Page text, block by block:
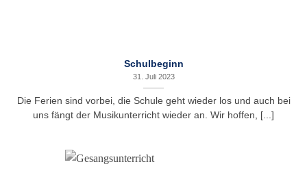
Schulbeginn
31. Juli 2023
Die Ferien sind vorbei, die Schule geht wieder los und auch bei
uns fängt der Musikunterricht wieder an. Wir hoffen, [...]